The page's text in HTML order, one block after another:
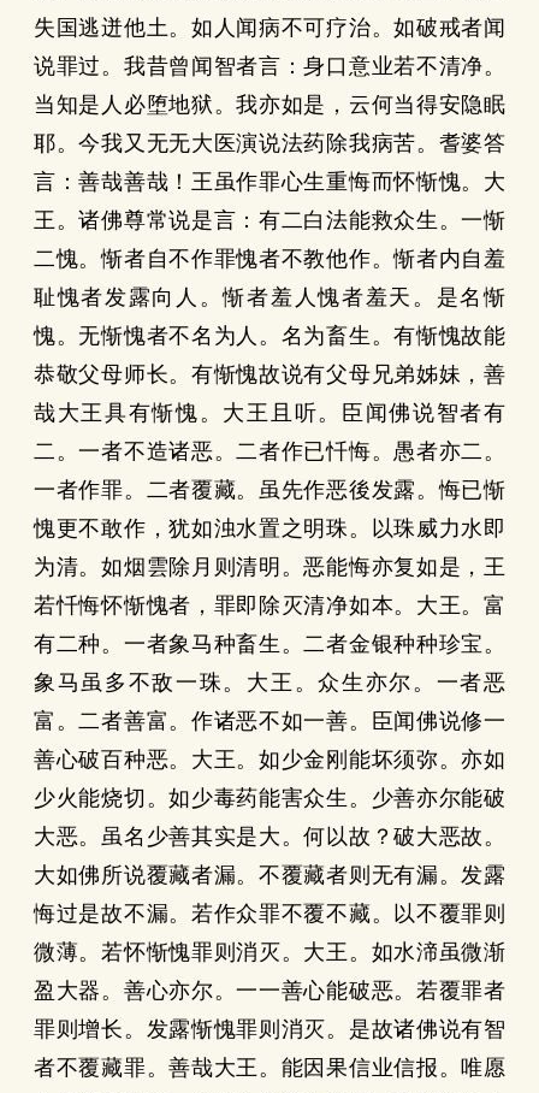
失国逃迸他土。如人闻病不可疗治。如破戒者闻
说罪过。我昔曾闻智者言：身口意业若不清净。
当知是人必堕地狱。我亦如是，云何当得安隐眠
耶。今我又无无大医演说法药除我病苦。耆婆答
言：善哉善哉！王虽作罪心生重悔而怀惭愧。大
王。诸佛尊常说是言：有二白法能救众生。一惭
二愧。惭者自不作罪愧者不教他作。惭者内自羞
耻愧者发露向人。惭者羞人愧者羞天。是名惭
愧。无惭愧者不名为人。名为畜生。有惭愧故能
恭敬父母师长。有惭愧故说有父母兄弟姊妹，善
哉大王具有惭愧。大王且听。臣闻佛说智者有
二。一者不造诸恶。二者作已忏悔。愚者亦二。
一者作罪。二者覆藏。虽先作恶後发露。悔已惭
愧更不敢作，犹如浊水置之明珠。以珠威力水即
为清。如烟雲除月则清明。恶能悔亦复如是，王
若忏悔怀惭愧者，罪即除灭清净如本。大王。富
有二种。一者象马种畜生。二者金银种种珍宝。
象马虽多不敌一珠。大王。众生亦尔。一者恶
富。二者善富。作诸恶不如一善。臣闻佛说修一
善心破百种恶。大王。如少金刚能坏须弥。亦如
少火能烧切。如少毒药能害众生。少善亦尔能破
大恶。虽名少善其实是大。何以故？破大恶故。
大如佛所说覆藏者漏。不覆藏者则无有漏。发露
悔过是故不漏。若作众罪不覆不藏。以不覆罪则
微薄。若怀惭愧罪则消灭。大王。如水渧虽微渐
盈大器。善心亦尔。一一善心能破恶。若覆罪者
罪则增长。发露惭愧罪则消灭。是故诸佛说有智
者不覆藏罪。善哉大王。能因果信业信报。唯愿